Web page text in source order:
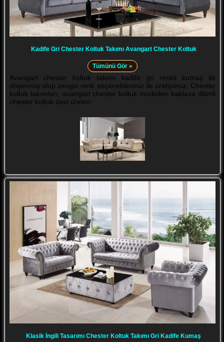
Kadife Gri Chester Koltuk Takımı Avangart Chester Koltuk
Tümünü Gör »
Avangart chester koltuk takımı kadife gri renkli kumaş ile
döşenmiş olup zengin renk seçeneklerimiz ile üretiyoruz. Chester
koltuk takımları, avangart chester koltuk modelleri baklava dilimli
chester koltuk özel üretim.
Klasik İngili Tasarımı Chester Koltuk Takımı Gri Kadife Kumaş